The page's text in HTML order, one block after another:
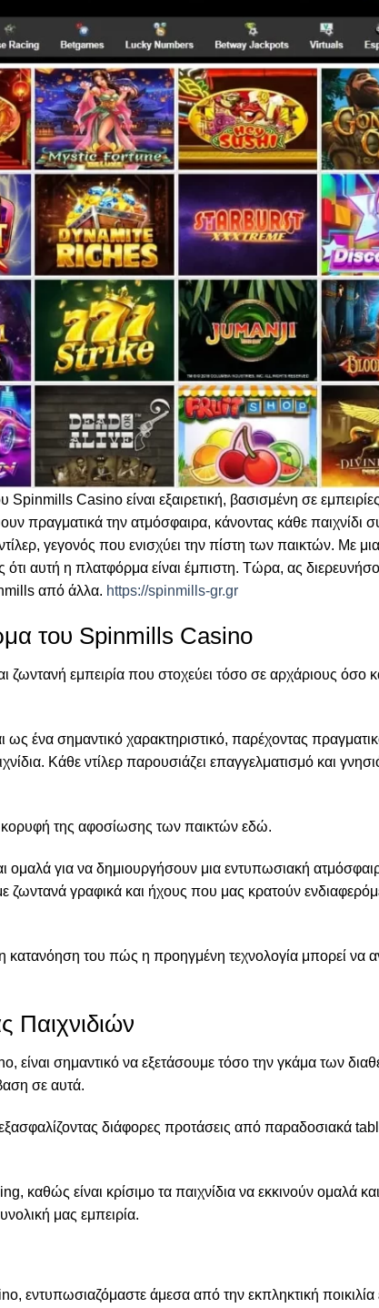
Casino είναι εξαιρετική, βασισμένη σε
πραγματικά την ατμόσφαιρα, κάνοντας κάθε παιχνίδι
γεγονός που ενισχύει την πίστη των παικτών. Με
αυτή η πλατφόρμα είναι έμπιστη. Τώρα, ας
από άλλα. https://spinmills-gr.gr
του Spinmills Casino
εμπειρία που στοχεύει τόσο σε αρχάριους όσο
ως ένα σημαντικό χαρακτηριστικό, παρέχοντας
Κάθε ντίλερ παρουσιάζει επαγγελματισμό και
κορυφή της αφοσίωσης των παικτών εδώ.
ομαλά για να δημιουργήσουν μια εντυπωσιακή
ζωντανά γραφικά και ήχους που μας κρατούν
κατανόηση του πώς η προηγμένη τεχνολογία μπορεί να
Παιχνιδιών
είναι σημαντικό να εξετάσουμε τόσο την γκάμα των
σε αυτά.
εξασφαλίζοντας διάφορες προτάσεις από παραδοσιακά
καθώς είναι κρίσιμο τα παιχνίδια να εκκινούν ομαλά
μας εμπειρία.
εντυπωσιαζόμαστε άμεσα από την εκπληκτική